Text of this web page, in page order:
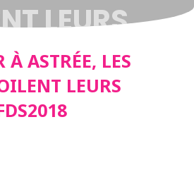
LEURS
| #FDS2018
À ASTRÉE, LES
LEURS